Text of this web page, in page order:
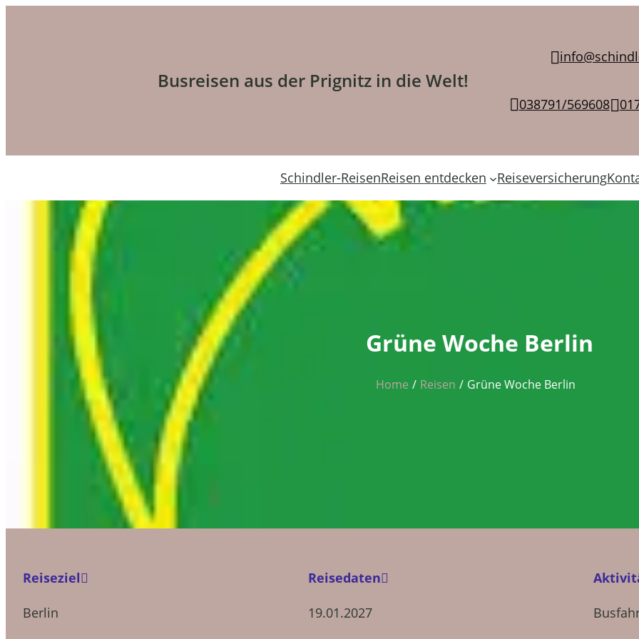
Busreisen aus der Prignitz in die Welt!
038791/569608
Schindler-ReisenReisen entdecken Reiseversicherung
Grüne Woche Berlin
Home Reisen Grüne Woche Berlin
Reiseziel
Berlin
Reisedaten
19.01.2027